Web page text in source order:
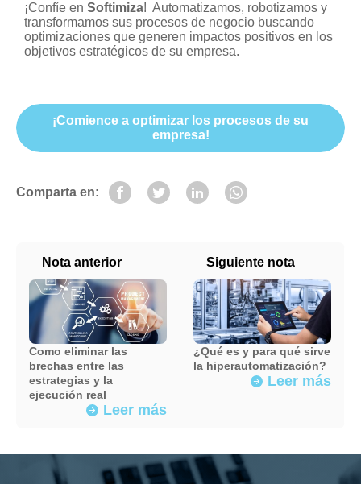
¡Confíe enSoftimiza! Automatizamos, robotizamos y
transformamos sus procesos de negocio buscando
optimizaciones que generen impactos positivos en los
objetivos estratégicos de su empresa.
¡Comience a optimizar los procesos de su
empresa!
Comparta en:
Nota anterior
Como eliminar las
brechas entre las
estrategias y la
ejecución real
arrow_forward Leer más
Siguiente nota
¿Qué es y para qué sirve
la hiperautomatización?
arrow_forward Leer más